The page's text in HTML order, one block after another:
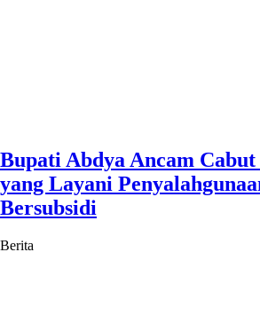
Bupati Abdya Ancam
yang Layani
Bersubsidi
Berita